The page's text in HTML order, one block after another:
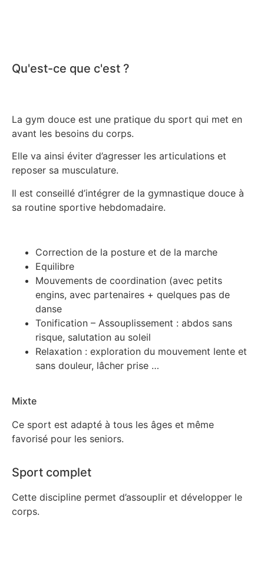
Qu'est-ce que c'est ?
La gym douce est une pratique du sport qui met en
avant les besoins du corps.
Elle va ainsi éviter d’agresser les articulations et
reposer sa musculature.
Il est conseillé d’intégrer de la gymnastique douce à
sa routine sportive hebdomadaire.
Correction de la posture et de la marche
Equilibre
Mouvements de coordination (avec petits
engins, avec partenaires + quelques pas de
danse
Tonification – Assouplissement : abdos sans
risque, salutation au soleil
Relaxation : exploration du mouvement lente et
sans douleur, lâcher prise …
Mixte
Ce sport est adapté à tous les âges et même
favorisé pour les seniors.
Sport complet
Cette discipline permet d’assouplir et développer le
corps.